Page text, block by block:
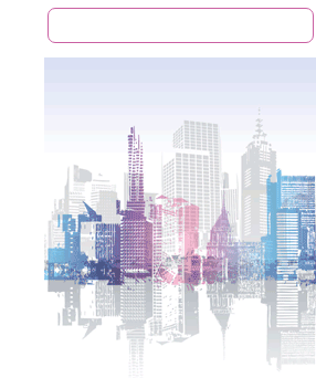
Пошукова форма
Пошук